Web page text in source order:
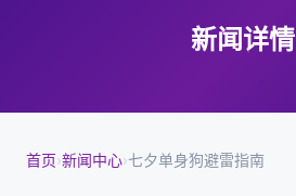
新闻详情
首页›新闻中心›七夕单身狗避雷指南